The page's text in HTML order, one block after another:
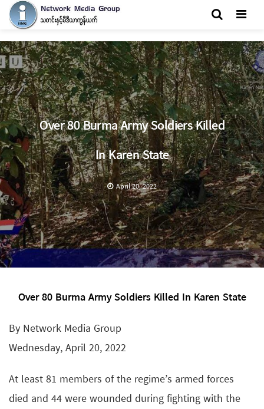
Over 80 Burma Army Soldiers Killed
In Karen State
April 20, 2022
Over 80 Burma Army Soldiers Killed In Karen State
By Network Media Group
Wednesday, April 20, 2022
At least 81 members of the regime’s armed forces
died and 44 were wounded during fighting with the